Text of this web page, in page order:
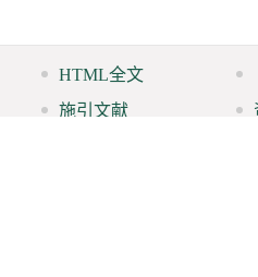
HTML全文
施引文献